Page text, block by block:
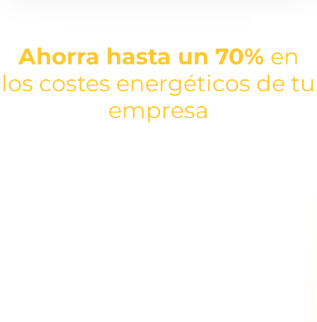
Ahorra hasta un 70% en
los costes energéticos de tu
empresa